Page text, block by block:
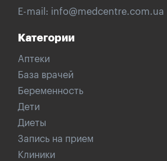
E-mail: info@medcentre.com.ua
Категории
Аптеки
База врачей
Беременность
Дети
Диеты
Запись на прием
Клиники